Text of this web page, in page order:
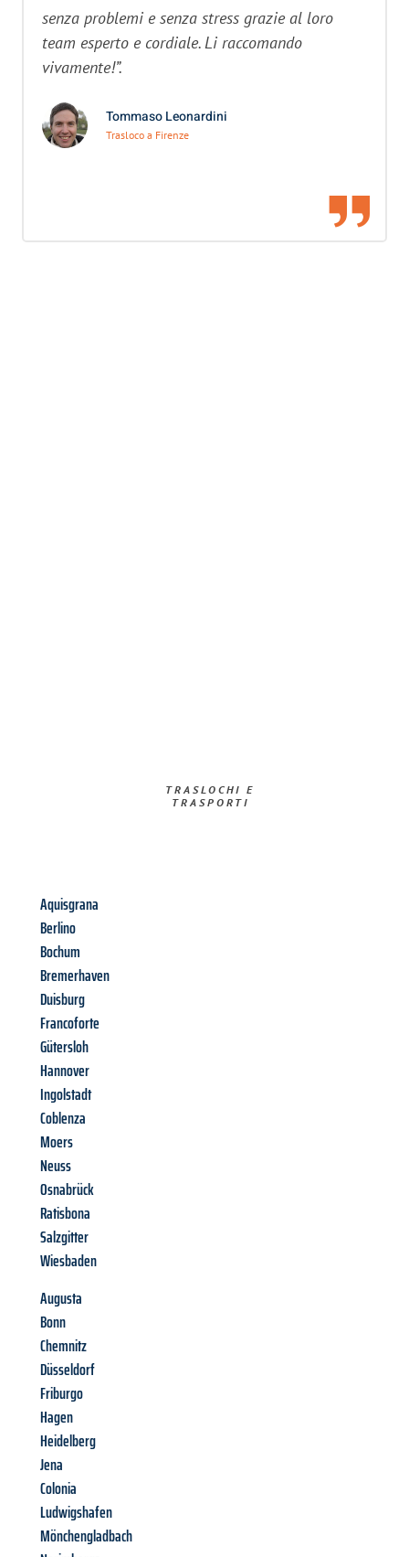
senza problemi e senza stress grazie al loro
team esperto e cordiale. Li raccomando
vivamente!”.
Tommaso Leonardini
Trasloco a Firenze
TRASLOCHI E
TRASPORTI​
Aquisgrana
Berlino
Bochum
Bremerhaven
Duisburg
Francoforte
Gütersloh
Hannover
Ingolstadt
Coblenza
Moers
Neuss
Osnabrück
Ratisbona
Salzgitter
Wiesbaden
Augusta
Bonn
Chemnitz
Düsseldorf
Friburgo
Hagen
Heidelberg
Jena
Colonia
Ludwigshafen
Mönchengladbach